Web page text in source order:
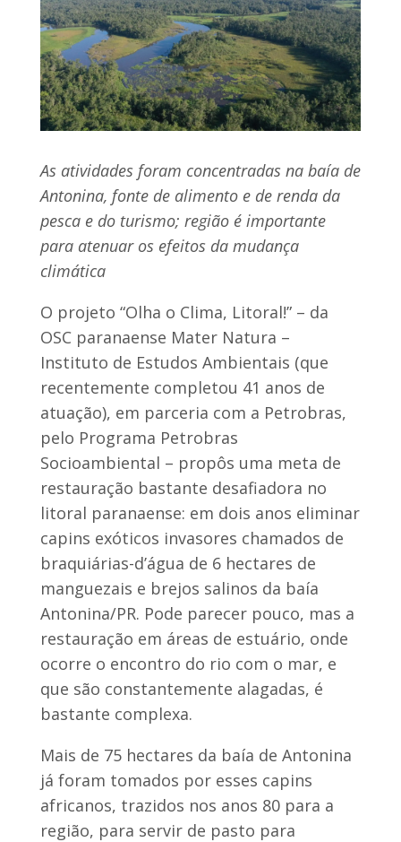
As atividades foram concentradas na baía de
Antonina, fonte de alimento e de renda da
pesca e do turismo; região é importante
para atenuar os efeitos da mudança
climática
O projeto “Olha o Clima, Litoral!” – da
OSC paranaense Mater Natura –
Instituto de Estudos Ambientais (que
recentemente completou 41 anos de
atuação), em parceria com a Petrobras,
pelo Programa Petrobras
Socioambiental – propôs uma meta de
restauração bastante desafiadora no
litoral paranaense: em dois anos eliminar
capins exóticos invasores chamados de
braquiárias-d’água de 6 hectares de
manguezais e brejos salinos da baía
Antonina/PR. Pode parecer pouco, mas a
restauração em áreas de estuário, onde
ocorre o encontro do rio com o mar, e
que são constantemente alagadas, é
bastante complexa.
Mais de 75 hectares da baía de Antonina
já foram tomados por esses capins
africanos, trazidos nos anos 80 para a
região, para servir de pasto para